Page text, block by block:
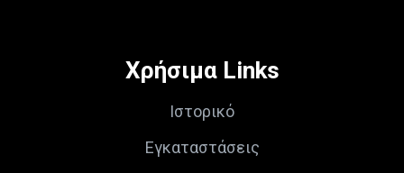
Χρήσιμα Links
Ιστορικό
Εγκαταστάσεις